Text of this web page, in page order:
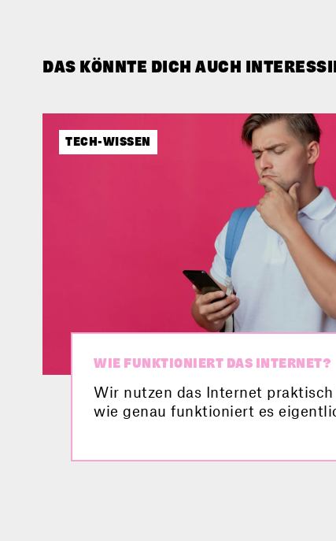
DAS KÖNNTE DICH AUCH
TECH-WISSEN
WIE FUNKTIONIERT DAS INTERNET?
Wir nutzen das Internet praktisch
wie genau funktioniert es